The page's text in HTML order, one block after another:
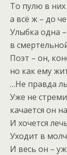
То пулю в них
а всё ж – до
Улыбка одна
в
Поэт – он,
но как ему
…Не правда
Уже не
качается он
И хочется
Уходит в
И весь он –